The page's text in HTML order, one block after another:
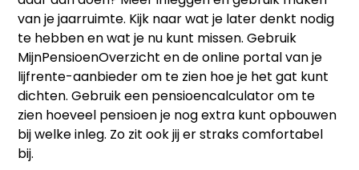
van je jaarruimte. Kijk naar wat je later denkt nodig
te hebben en wat je nu kunt missen. Gebruik
MijnPensioenOverzicht en de online portal van je
lijfrente-aanbieder om te zien hoe je het gat kunt
dichten. Gebruik een pensioencalculator om te
zien hoeveel pensioen je nog extra kunt opbouwen
bij welke inleg. Zo zit ook jij er straks comfortabel
bij.